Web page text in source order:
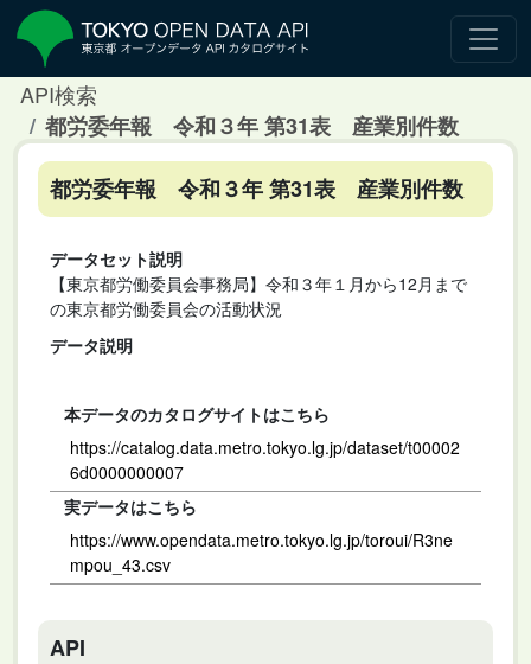
API検索
都労委年報 令和３年 第31表 産業別件数
都労委年報 令和３年 第31表 産業別件数
データセット説明
【東京都労働委員会事務局】令和３年１月から12月まで
の東京都労働委員会の活動状況
データ説明
本データのカタログサイトはこちら
https://catalog.data.metro.tokyo.lg.jp/dataset/t00002
6d0000000007
実データはこちら
https://www.opendata.metro.tokyo.lg.jp/toroui/R3ne
mpou_43.csv
API